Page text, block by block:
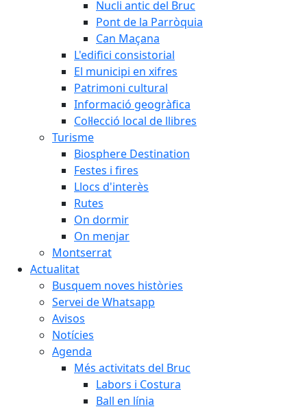
Nucli antic del Bruc
Pont de la Parròquia
Can Maçana
L'edifici consistorial
El municipi en xifres
Patrimoni cultural
Informació geogràfica
Col·lecció local de llibres
Turisme
Biosphere Destination
Festes i fires
Llocs d'interès
Rutes
On dormir
On menjar
Montserrat
Actualitat
Busquem noves històries
Servei de Whatsapp
Avisos
Notícies
Agenda
Més activitats del Bruc
Labors i Costura
Ball en línia